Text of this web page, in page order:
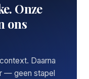
Onze
ons
Daarna
— geen stapel